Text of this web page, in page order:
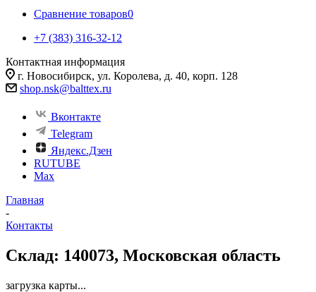
Сравнение товаров0
+7 (383) 316-32-12
Контактная информация
г. Новосибирск, ул. Королева, д. 40, корп. 128
shop.nsk@balttex.ru
Вконтакте
Telegram
Яндекс.Дзен
RUTUBE
Max
Главная
-
Контакты
Склад: 140073, Московская область
загрузка карты...